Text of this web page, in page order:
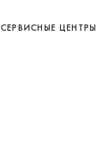
СЕРВИСНЫЕ ЦЕНТРЫ